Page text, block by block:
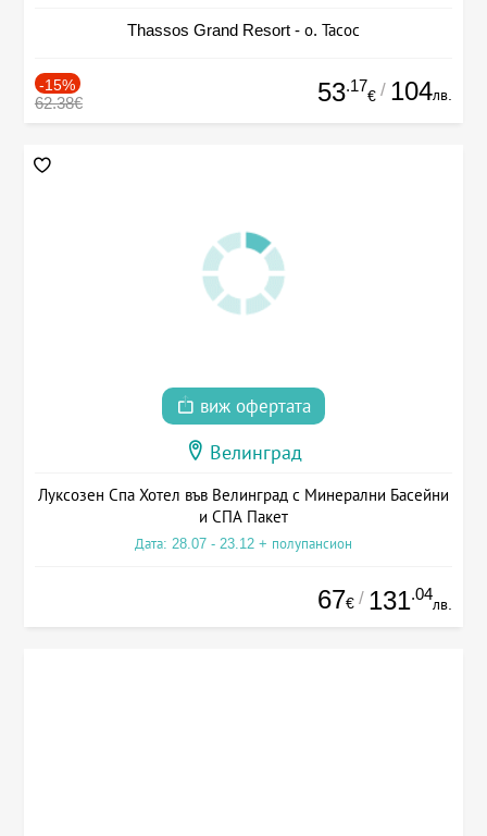
Thassos Grand Resort - о. Тасос
-15%
62.38€ 53.17
€ / 104лв.
виж офертата
Велинград
Луксозен Спа Хотел във Велинград с Минерални Басейни
и СПА Пакет
Дата: 28.07 - 23.12 + полупансион
67€ / 131.04
лв.